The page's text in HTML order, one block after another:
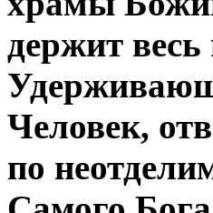
держит
Человек,
по